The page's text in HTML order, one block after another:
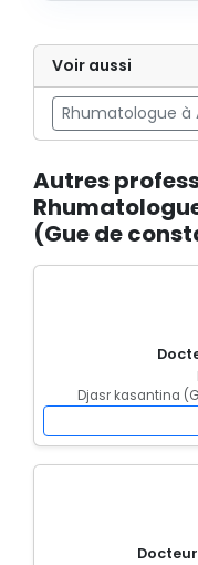
Voir aussi
Rhumatologue à
Autres
(Gue de
Djasr kasantina
Docteur